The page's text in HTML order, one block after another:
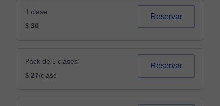
1 clase
$ 30
Reservar
Pack de 5 clases
$ 27/clase
Reservar